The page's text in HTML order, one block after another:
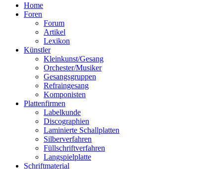
Home
Foren
Forum
Artikel
Lexikon
Künstler
Kleinkunst/Gesang
Orchester/Musiker
Gesangsgruppen
Refraingesang
Komponisten
Plattenfirmen
Labelkunde
Discographien
Laminierte Schallplatten
Silberverfahren
Füllschriftverfahren
Langspielplatte
Schriftmaterial